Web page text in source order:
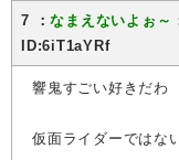
7 ：なまえないよぉ～
ID:6iT1aYRf
響鬼すごい好きだわ
仮面ライダーではな